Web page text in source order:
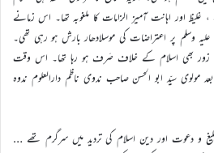
غلیظ اور اہانت آمیز الزامات کا ملغوبہ تھا۔ اس زمانے
وسلم پر اعتراضات کی موسلادھار بارش ہو رہی تھی۔
زور بھی اسلام کے خلاف صَرف ہو رہا تھا۔ اس وقت
کا تذکرہ تقریباً 90 سال بعد مولوی سیّد ابو الحسن صاحب ندوی ناظم دارالعلوم ندوہ
و دعوت اور دین اسلام کی تردید میں سرگرم تھے …